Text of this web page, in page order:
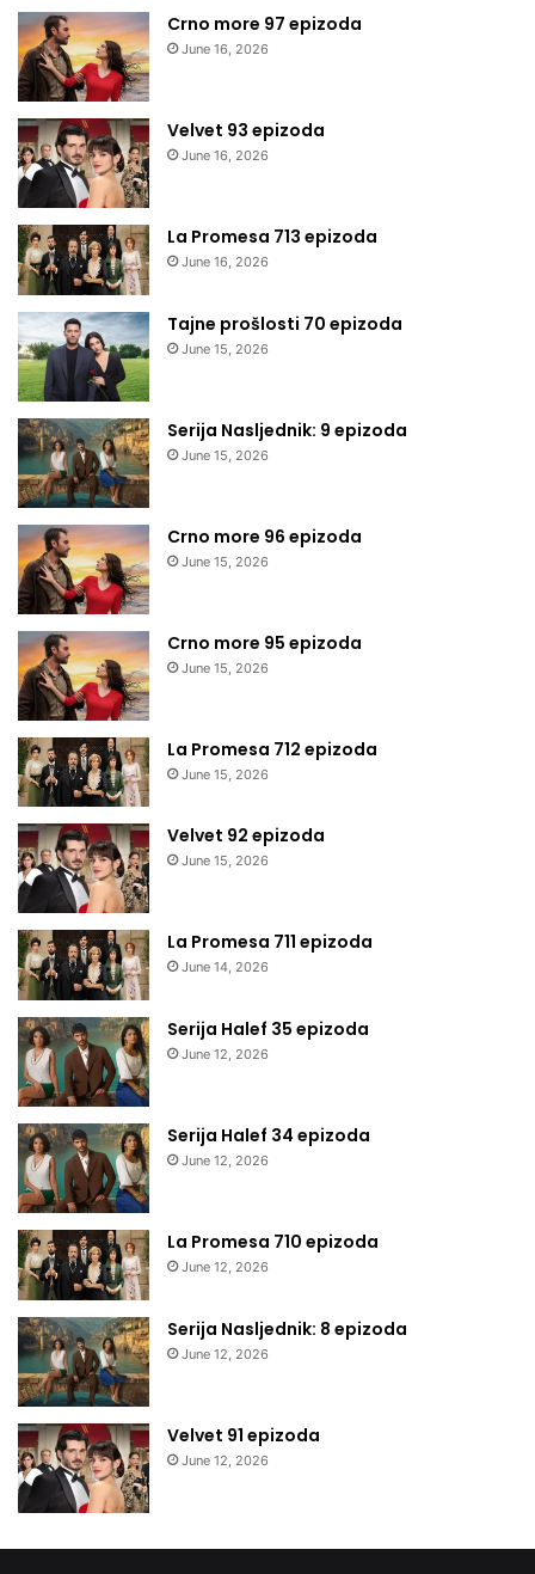
Crno more 97 epizoda
June 16, 2026
Velvet 93 epizoda
June 16, 2026
La Promesa 713 epizoda
June 16, 2026
Tajne prošlosti 70 epizoda
June 15, 2026
Serija Nasljednik: 9 epizoda
June 15, 2026
Crno more 96 epizoda
June 15, 2026
Crno more 95 epizoda
June 15, 2026
La Promesa 712 epizoda
June 15, 2026
Velvet 92 epizoda
June 15, 2026
La Promesa 711 epizoda
June 14, 2026
Serija Halef 35 epizoda
June 12, 2026
Serija Halef 34 epizoda
June 12, 2026
La Promesa 710 epizoda
June 12, 2026
Serija Nasljednik: 8 epizoda
June 12, 2026
Velvet 91 epizoda
June 12, 2026